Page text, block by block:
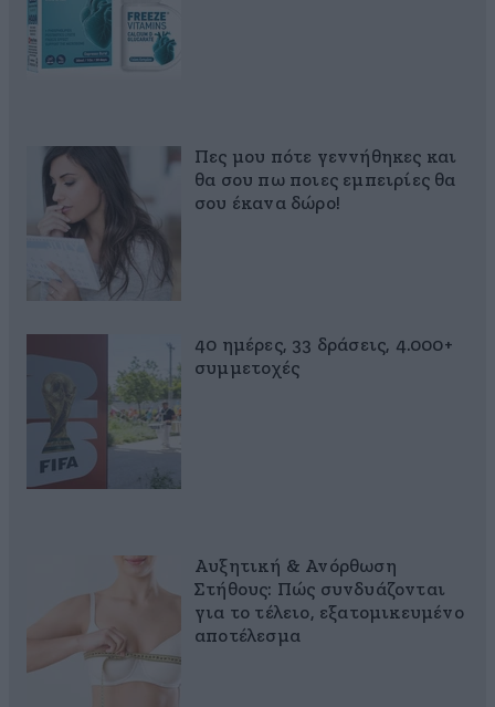
Πες μου πότε γεννήθηκες και
θα σου πω ποιες εμπειρίες θα
σου έκανα δώρο!
40 ημέρες, 33 δράσεις, 4.000+
συμμετοχές
Αυξητική & Ανόρθωση
Στήθους: Πώς συνδυάζονται
για το τέλειο, εξατομικευμένο
αποτέλεσμα